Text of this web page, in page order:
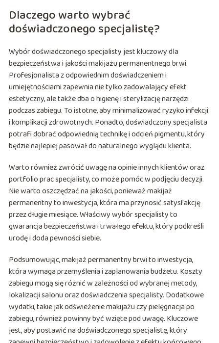
Dlaczego warto wybrać
doświadczonego specjalistę?
Wybór doświadczonego specjalisty jest kluczowy dla
bezpieczeństwa i jakości makijażu permanentnego brwi.
Profesjonalista z odpowiednim doświadczeniem i
umiejętnościami zapewnia nie tylko zadowalający efekt
estetyczny, ale także dba o higienę i sterylizację narzędzi
podczas zabiegu. To istotne, aby minimalizować ryzyko infekcji
i komplikacji zdrowotnych. Ponadto, doświadczony specjalista
potrafi dobrać odpowiednią technikę i odcień pigmentu, który
będzie najlepiej pasował do naturalnego wyglądu klienta.
Warto również zwrócić uwagę na opinie innych klientów oraz
portfolio prac specjalisty, co może pomóc w podjęciu decyzji.
Nie warto oszczędzać na jakości, ponieważ makijaż
permanentny to inwestycja, która ma przynosić satysfakcję
przez długie miesiące. Właściwy wybór specjalisty to
gwarancja bezpieczeństwa i trwałego efektu, który podkreśli
urodę i doda pewności siebie.
Podsumowując, makijaż permanentny brwi to inwestycja,
która wymaga przemyślenia i zaplanowania budżetu. Koszty
zabiegu mogą się różnić w zależności od wybranej metody,
lokalizacji salonu oraz doświadczenia specjalisty. Dodatkowe
wydatki, takie jak odświeżenie makijażu czy pielęgnacja po
zabiegu, również powinny być wzięte pod uwagę. Kluczowe
jest, aby postawić na doświadczonego specjalistę, który